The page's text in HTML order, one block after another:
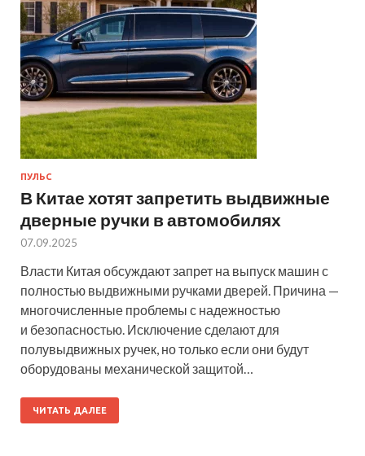
ПУЛЬС
В Китае хотят запретить выдвижные
дверные ручки в автомобилях
07.09.2025
Власти Китая обсуждают запрет на выпуск машин с
полностью выдвижными ручками дверей. Причина —
многочисленные проблемы с надежностью
и безопасностью. Исключение сделают для
полувыдвижных ручек, но только если они будут
оборудованы механической защитой…
ЧИТАТЬ ДАЛЕЕ